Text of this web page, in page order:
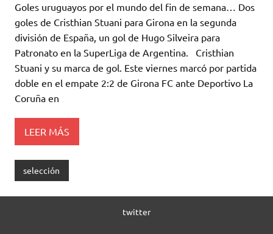
it
te
r
at
s
A
p
p
e
b
o
o
k
m
p
ar
ti
r
Goles uruguayos por el mundo del fin de semana… Dos
goles de Cristhian Stuani para Girona en la segunda
división de España, un gol de Hugo Silveira para
Patronato en la SuperLiga de Argentina. Cristhian
Stuani y su marca de gol. Este viernes marcó por partida
doble en el empate 2:2 de Girona FC ante Deportivo La
Coruña en
LEER MÁS
selección
twitter